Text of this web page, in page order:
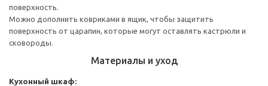
поверхность.
Можно дополнить ковриками в ящик, чтобы защитить
поверхность от царапин, которые могут оставлять кастрюли и
сковороды.
Материалы и уход
Кухонный шкаф: